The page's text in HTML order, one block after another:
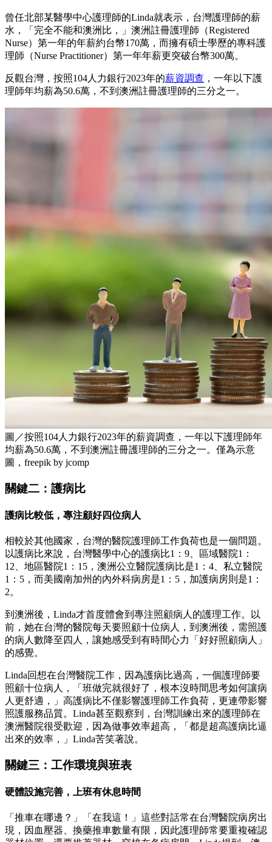
曾任北部某醫學中心護理師的Linda就表示，台灣護理師的薪
水，「完全不能和澳洲比，」澳洲註冊護理師（Registered
Nurse）第一年的年薪約台幣170萬，而擁有碩士學歷的專科護
理師（Nurse Practitioner）第一年年薪更突破台幣300萬。
反觀台灣，按照104人力銀行2023年的薪資調查 ，一年以下護
理師年均薪為50.6萬，不到澳洲註冊護理師的三分之一。
圖／按照104人力銀行2023年的薪資調查，一年以下護理師年
均薪為50.6萬，不到澳洲註冊護理師的三分之一。僅為示意
圖，freepik by jcomp
關鍵二：護病比
護病比較低，專注顧好四位病人
相較於其他國家，台灣的醫院護理師工作負荷也是一個問題。
以護病比來說，台灣醫學中心的護病比1：9、區域醫院1：
12、地區醫院1：15，澳洲公立醫院護病比是1：4、私立醫院
1：5，而美國南加州的內外科病房是1：5，加護病房則是1：
2。
到澳洲後，Linda才首度體會到專注照顧病人的護理工作。以
前，她在台灣的醫院每天要照顧十位病人，到澳洲後，需照護
的病人數降至四人，讓她感受到有時間心力「好好照顧病人」
的感覺。
Linda回想在台灣醫院工作，因為護病比過高，一個護理師要
照顧十位病人，「班做完就很好了，根本沒時間思考如何讓病
人更舒適，」高護病比不僅影響護理師工作負荷，更連帶影響
照護服務品質。Linda甚至觀察到，台灣訓練出來的護理師在
澳洲醫院很受歡迎，因為做事效率超高，「都是超高護病比逼
出來的效率，」Linda苦笑著說。
關鍵三：工作環境與班表
硬體設施完善，上班有休息時間
「推車在哪邊？」「在我這！」這些對話常在台灣醫院病房出
現，因血壓器、換藥推車數量有限，因此護理師常要重複確認